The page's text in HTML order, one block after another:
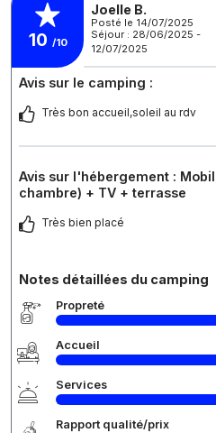
10 /10
Joelle B.
Posté le 14/07/2025
Séjour : 28/06/2025 -
12/07/2025
Avis sur le camping :
Très bon accueil,soleil au rdv
Avis sur l'hébergement :
chambre) + TV + terrasse
Très bien placé
Notes détaillées du camping
Propreté
Accueil
Services
Rapport qualité/prix